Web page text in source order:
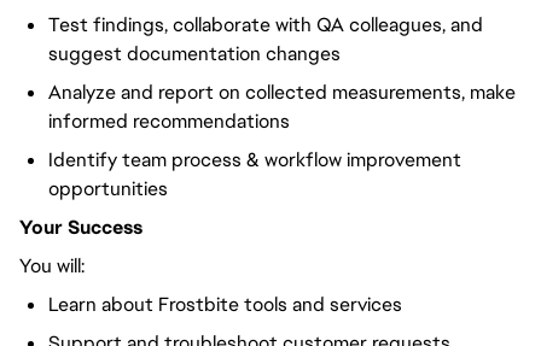
Test findings, collaborate with QA colleagues, and
suggest documentation changes
Analyze and report on collected measurements, make
informed recommendations
Identify team process & workflow improvement
opportunities
Your Success
You will:
Learn about Frostbite tools and services